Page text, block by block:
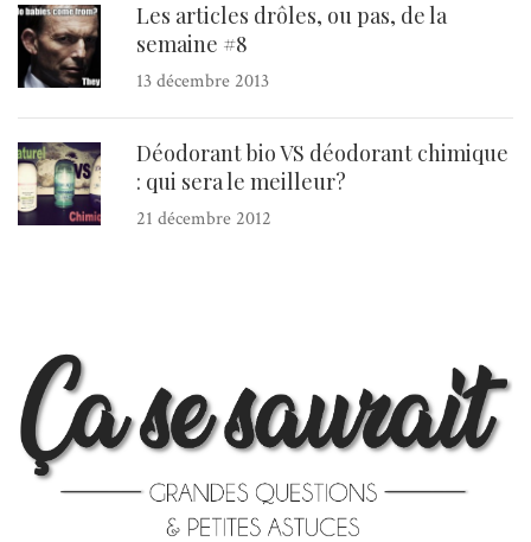
Les articles drôles, ou pas, de la
semaine #8
13 décembre 2013
Déodorant bio VS déodorant chimique
: qui sera le meilleur?
21 décembre 2012